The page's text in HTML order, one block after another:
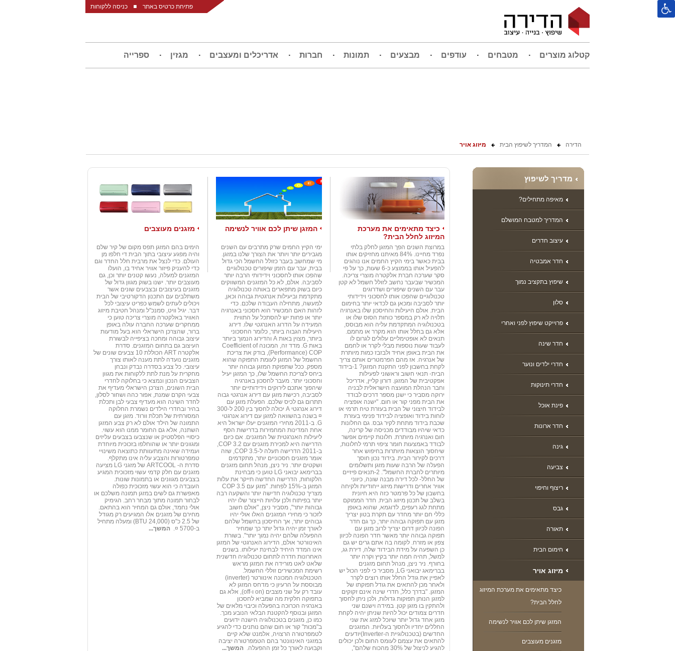
פתיחת כרטיס באתר כניסה ללקוחות
קטלוג מוצרים מטבחים עודפים מבצעים תמונות חברות אדריכלים ומעצבים מגזין ספרייה
הדירה המדריך לשיפוץ הבית מיזוג אויר
מדריך לשיפוץ
מאיפה מתחילים?
המדריך למטבח המושלם
עיצוב חדרים
חדר אמבטיה
שיפוץ בתקציב נמוך
סלון
פרוייקט שיפוץ לפני ואחרי
חדר שינה
חדרי ילדים ונוער
חדרי תינוקות
פינת אוכל
חדר ארונות
גינה
צביעה
ריצוף וחיפוי
גבס
תאורה
חימום הבית
מיזוג אויר
כיצד מתאימים את מערכת המיזוג
לחלל הבית?
המזגן שיתן לכם אוויר לנשימה
מזגנים מעוצבים
כיצד מתאימים את מערכת
המיזוג לחלל הבית?
במרוצת השנים הפך המזגן לחלק בלתי
נפרד מחיינו. 84% מאיתנו מחזיקים אותו
בבית כאשר בימי הקיץ החמים אנו נוהגים
להפעיל אותו בממוצע כ-6 שעות, כך על פי
סקר שערכה חברת אלקטרה מוצרי צריכה.
המכשיר שבעבר נחשב לזולל חשמל לא קטן
עבר עם השנים שיפורים ושדרוגים
טכנולוגיים שהפכו אותו לחסכוני וידידותי
יותר לסביבה ומכאן גם לכדאי יותר בחימום
הבית. אולם היעילות והחיסכון שלו באנרגיה
תלויה לא רק במספר כוחות הסוס שלו או
בטכנולוגיה המתקדמת עליה הוא מבוסס,
אלא גם בחלל אותו הוא מקרר או מחמם.
תנאים לא אופטימליים עלולים לגרום לו
לעבוד שעות נוספות מבלי לקרר או לחמם
את הבית באופן אחיד ולבזבז כמות מיותרת
של אנרגיה. אז מהם הפרמטרים אותם צריך
לקחת בחשבון לפני התקנת המזגן? 1-בידוד
הבית- תנאי חשוב וראשוני לפעילות
אפקטיבית של המזגן. דורון קליין, אדריכל
וחבר הנהלת המועצה הישראלית לבניה
ירוקה מסביר כי ישנן מספר דרכים לבודד
את הבית מפני קור או חום. "ישנה אופציה
לבידוד חיצוני של הבית בעזרת טיח תרמי או
לוחות בידוד ואופציה לבידוד פנימי בעזרת
שכבת בידוד מתחת לקיר גבס. גם החלונות
כדאי שיהיו מבודדים מכניסה של קרינה,
חום ואנרגיה מיותרת. חלונות קיימים אפשר
לבודד באמצעות חומר ציפוי תרמי לחלונות,
שיחסוך הוצאות מיותרות בחיפוש אחר
דרכים לקירור הבית. בידוד נכון חוסך
הפעלה של הרבה שעות מזגן ותשלומים
מיותרים לחברת החשמל". 2-תנאים פיזיים
של החלל- לכל דירה מבנה שונה, כיווני
אוויר אחרים ודרישות מיזוג ייחודיות ולקיחה
בחשבון של כל פרמטר כזה היא חיונית
בשלב של תכנון מיזוג הבית. חדר הממוקם
מתחת לגג רעפים, לדוגמא, שהוא באופן
כללי חם יותר מחדר עם תקרת בטון יצריך
מזגן עם תפוקה גבוהה יותר, כך גם חדר
הפונה לכיוון דרום יצריך לרוב מזגן עם
תפוקה גבוהה יותר מאשר חדר הפונה לכיוון
צפון או מזרח. לקומה בה אתם גרים יש גם
כן השפעה על מידת הבידוד שלה, דירת גג,
למשל, תהיה חמה יותר בקיץ וקרה יותר
בחורף. ניר ניצן, מנהל תחום מזגנים
בברימאג יבואני LG, מסביר כי לפני הכול יש
לאפיין את גודל החלל אותו רוצים לקרר
ולאחר מכן להתאים את גודל תפוקתו של
המזגן. "בדרך כלל, חדרי שינה אינם זקוקים
למזגן הנותן תפוקות גדולות, ולכן ניתן לחסוך
ולהתקין בו מזגן קטן. במידה וישנם שני
חדרים צמודים יכול להיות שניתן יהיה לקחת
מזגן אחד גדול יותר שיוכל למזג את שני
החללים יחדיו ולחסוך בעלויות. המזגנים
החדשים (בטכנולוגיית ה-Inverter)יודעים
להתאים את עצמם לעומס החום ולכן יכולים
להגיע לניצול של 30% מהכוח שלהם",
המזגן שיתן לכם אוויר לנשימה
ימי הקיץ החמים שרק מתרבים עם השנים
מגבירים יותר ויותר את הצורך שלנו במזגן.
מי שמחשב בעבר כזולל החשמל הכי גדול
בבית, עבר עם הזמן שיפורים טכנולוגיים
שהפכו אותו לחסכוני וידידותי הרבה יותר
לסביבה. אולם, לא כל המזגנים המשווקים
כיום בשוק מתפארים באותה טכנולוגיה
מתקדמת וביעילות אנרגטית גבוהה וכאן,
למעשה, מתחילה העבודה שלכם. כדי
לזהות האם המכשיר הוא חסכוני באנרגיה
יותר או פחות יש להסתכל על התווית
המעידה על הדרוג האנרגטי שלו. דירוג
היעילות הגבוה ביותר, כלומר החסכוני
ביותר, מצוין באות A והדירוג הנמוך ביותר
באות G. מדד זה, המכונה Coefficient of
Performance) COP), בודק את צריכת
החשמל של המזגן לעומת התפוקה שהוא
מספק. ככל שתפוקת המזגן גבוהה יותר
ביחס לצריכת החשמל שלו, כך המזגן יעיל
וחסכוני יותר. מעבר לחסכון באנרגיה
שיהפוך אתכם לירוקים וידידותיים יותר
לסביבה, רכישת מזגן עם דירוג אנרגטי גבוה
תתרום גם לכיס שלכם. הפעלת מזגן עם
דירוג אנרגטי A יכולה לחסוך בין 200 ל-300
¤ בשנה בהשוואה למזגן עם דירוג אנרגטי
G. ב-2011 מחירי המזגנים יעלו ישראל היא
אחת המדינות המחמירות בדרישות הסף
ליעילות האנרגטית של המזגנים. אם כיום
הדרישה היא למכירת מזגנים עם 3.2 COP,
ב-2011 הדרישה תעלה ל-3.5 COP, שזה
אומר מזגנים חסכוניים יותר, מתקדמים
ושקטים יותר. ניר ניצן, מנהל תחום מזגנים
בברימאג יבואני LG טוען כי מבחינת
הלקוחות, הדרישה החדשה תייקר את עלות
המזגן ב-15% לפחות. "מזגן עם 3.5 COP
מצריך טכנולוגיה חדישה יותר והשקעה רבה
יותר בפיתוח ולכן עלויות הייצור שלו יהיו
גבוהות יותר", מסביר ניצן, "אולם חשוב
לזכור כי מחירי המזגנים האלו אולי יהיו
גבוהים יותר, אך החיסכון בחשמל שלהם
לאורך זמן יהיה גדול יותר כך שמחיר
ההפעלה שלהם יהיה נמוך יותר". בשורת
האינוורטר אולם, הדירוג האנרגטי של המזגן
אינו המדד היחיד לבחינת יעילותו. בשנים
האחרונות חדרה לתחום טכנולוגיה חדשנית
שלאט לאט מורידה את המזגן מראש
רשימת המכשירים זוללי החשמל.
הטכנולוגיה המכונה אינוורטר (inverter)
מבוססת על הרעיון כי מדחס המזגן לא
עובד רק על שני מצבים (on ו-off), אלא גם
בתפוקה חלקית מה שמביא לחסכון
באנרגיה הכרוכה בהפעלה וכיבוי מלאים של
המזגן ובנוסף להקטנת הבלאי הנובע מכך.
כמו כן, מזגנים בטכנולוגיה הישנה ידועים
ב"מכות" קור או חום שהם נותנים כדי להגיע
לטמפרטורה הרצויה, אלמנט שלא קיים
במזגני האינוונטר בהם הטמפרטורה יציבה
וקבועה לאורך כל זמן ההפעלה. המשך...
מזגנים מעוצבים
הימים בהם המזגן תפס מקום של קיר שלם
והיה מפגע עיצובי בתוך הבית די חלפו מן
העולם. כדי לנצל את מרבית חלל החדר וגם
כדי להעניק פיזור אוויר אחיד בו, הועלו
המזגנים למעלה, נעשו קטנים יותר וכן, גם
מעוצבים יותר. ישנו בשוק מגוון גדול של
מזגנים בעיצובים ובצבעים שונים אשר
משתלבים עם התכנון הדקורטיבי של הבית
ויכולים לעתים לשמש כפריט עיצובי לכל
דבר. יגיל וויט, סמנכ"ל ומנהל חטיבת מיזוג
האוויר באלקטרה מוצרי צריכה טוען כי
ממחקרים שערכה החברה עולה באופן
ברור, שהצרכן הישראלי הוא בעל מודעות
עיצוב גבוהה ומחכה בציפייה לבשורת
העיצוב גם בתחום המזגנים. סדרת
אלקטרה ART הכוללת 10 צבעים שונים של
מזגנים נועדה לתת מענה לאותו צורך
עיצובי. כל צבע בסדרה נבדק ונבחן
מחקרית על מנת לתת ללקוחות את מגוון
הצבעים הנכון ונמצא כי בחלוקה לחדרי
הבית השונים, הצרכן הישראלי מעדיף את
צבעי הקרם שמנת, אפור כהה ושחור לסלון,
לחדר השינה הוא מעדיף צבעי לבן ותכלת
בהיר ובחדרי הילדים נשמרת החלוקה
המסורתית של תכלת וורוד. מזגן עם
התמונה של הילד אולם לא רק צבע המזגן
השתנה, אלא גם החומר ממנו הוא עשוי.
כיסויי הפלסטיק או שנצבעו בצבעים עליזים
ומגוונים יותר או שהוחלפו בזכוכית מיוחדת
ועמידה שאינה מתעוותת כתוצאה משינויי
טמפרטורות והצבע עליה אינו מתקלף.
סדרת ה- ARTCOOL של מזגני LG מציעה
מזגנים עם חלק קדמי עשוי מזכוכית המגיע
בצבעים מגוונים או בתמונות שונות.
העובדה כי הוא עשוי מזכוכית כפולה
מאפשרת גם לשים במזגן תמונה משלכם או
לבחור תמונה מתוך מבחר רחב. הגימיק
אולי נחמד, אולם גם המחיר הוא בהתאם.
מחירם של מזגנים אלו המגיעים רק מגודל
של 2.5 כ"ס (24,000 BTU) ומעלה מתחיל
ב-5700 ¤.
המשך...